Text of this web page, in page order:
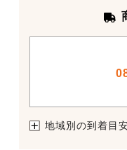
地域別の到着目